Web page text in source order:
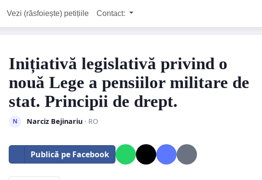
Vezi (răsfoiește) petițiile Contact:
Inițiativă legislativă privind o
nouă Lege a pensiilor militare de
stat. Principii de drept.
N Narciz Bejinariu· RO
Publică pe Facebook